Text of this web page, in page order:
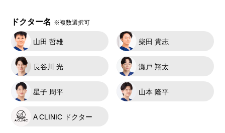
ドクター名 ※複数選択可
山田 哲雄 柴田 貴志
長谷川 光 瀬戸 翔太
星子 周平 山本 隆平
A CLINIC ドクター